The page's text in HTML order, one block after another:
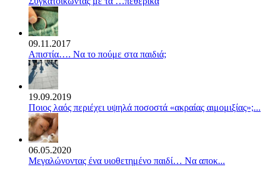
09.11.2017
Απιστία…. Να το πούμε στα παιδιά;
19.09.2019
Ποιος λαός περιέχει υψηλά ποσοστά «ακραίας αιμομιξίας»;...
06.05.2020
Mεγαλώνοντας ένα υιοθετημένο παιδί… Να αποκ...